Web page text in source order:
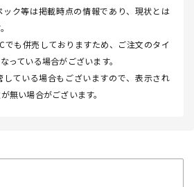
ク等は掲載時点の情報であり、現状とは
も併売しておりますため、ご注文のタイ
っている場合がございます。
ている場合もございますので、表示され
無い場合がございます。